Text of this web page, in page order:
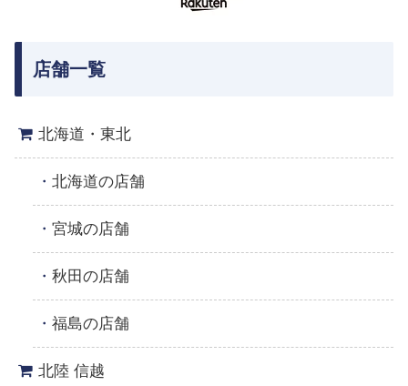
店舗一覧
北海道・東北
北海道の店舗
宮城の店舗
秋田の店舗
福島の店舗
北陸 信越